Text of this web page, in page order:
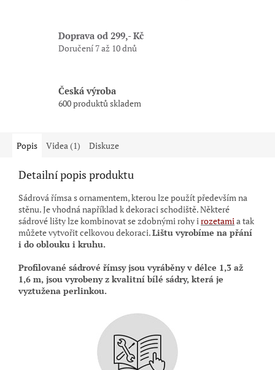
Doprava od 299,- Kč
Doručení 7 až 10 dnů
Česká výroba
600 produktů skladem
Popis Videa (1) Diskuze
Detailní popis produktu
Sádrová římsa s ornamentem, kterou lze použít především na
stěnu. Je vhodná například k dekoraci schodiště. Některé
sádrové lišty lze kombinovat se zdobnými rohy irozetamia tak
můžete vytvořit celkovou dekoraci.Lištu vyrobíme na přání
i do oblouku i kruhu.
Profilované sádrové římsy jsou vyráběnyv délce 1,3 až
1,6 m, jsou vyrobeny z kvalitní bílé sádry, která je
vyztužena perlinkou.